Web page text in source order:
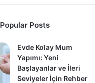
Popular Posts
Evde Kolay Mum
Yapımı: Yeni
Başlayanlar ve İleri
Seviyeler İçin Rehber